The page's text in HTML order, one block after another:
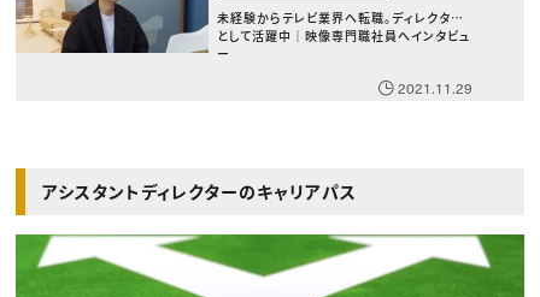
未経験からテレビ業界へ転職。ディレクター
として活躍中｜映像専門職社員へインタビュ
ー
2021.11.29
アシスタントディレクターのキャリアパス